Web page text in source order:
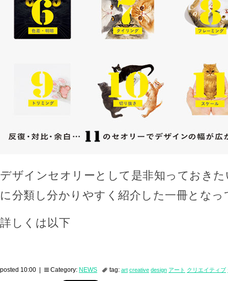
デザインセオリーとして是非知っておき
に分類し分かりやすく紹介した一冊となっ
詳しくは以下
posted 10:00 | Category: NEWS tag: art creative design アート クリエイティブ